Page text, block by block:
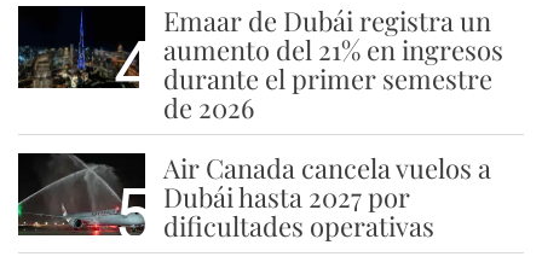
4
Emaar de Dubái registra un
aumento del 21% en ingresos
durante el primer semestre
de 2026
5
Air Canada cancela vuelos a
Dubái hasta 2027 por
dificultades operativas